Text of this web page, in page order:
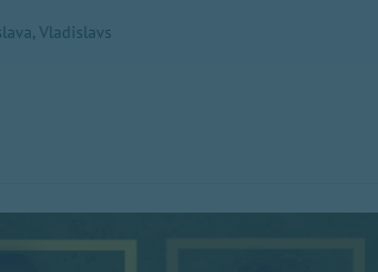
Vladislavs